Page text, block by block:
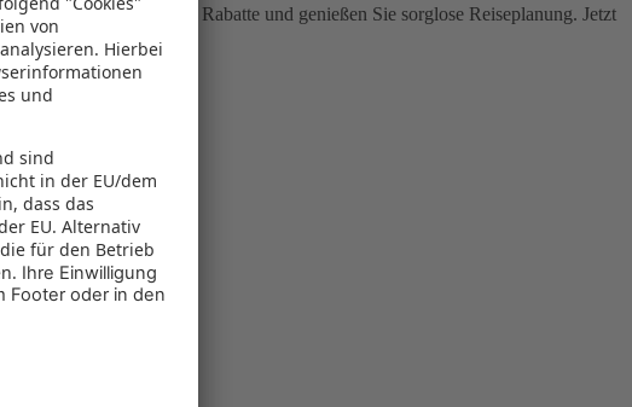
Nutzen Sie attraktive Rabatte und genießen Sie sorglose Reiseplanung. Jetzt